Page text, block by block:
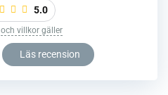
5.0
och villkor gäller
Läs recension